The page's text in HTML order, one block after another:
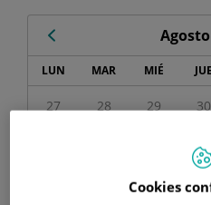
Calendario
de
Eventos
LUN MAR MIÉ JUE
27 28 29 30
6
12 13
Cookies